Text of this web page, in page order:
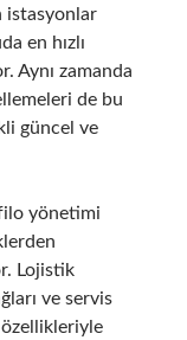
istasyonlar
en hızlı
Aynı zamanda
de bu
güncel ve
yönetimi
Lojistik
ve servis
özellikleriyle